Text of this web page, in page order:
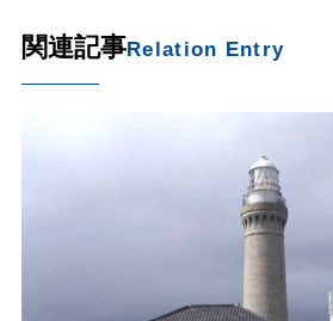
関連記事Relation Entry